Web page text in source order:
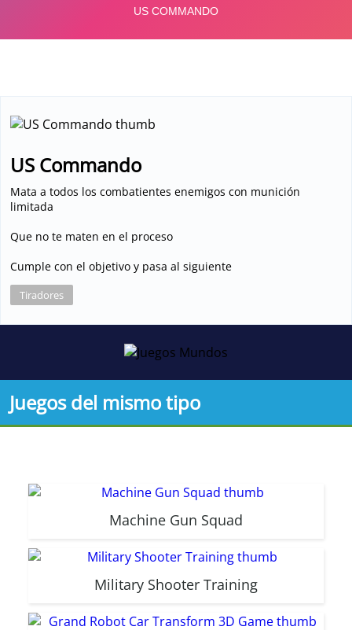
US Commando
Mata a todos los combatientes enemigos con munición
limitada
Que no te maten en el proceso
Cumple con el objetivo y pasa al siguiente
Tiradores
Juegos del mismo tipo
Machine Gun Squad
Military Shooter Training